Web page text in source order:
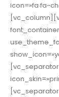
icon=»fa fa-